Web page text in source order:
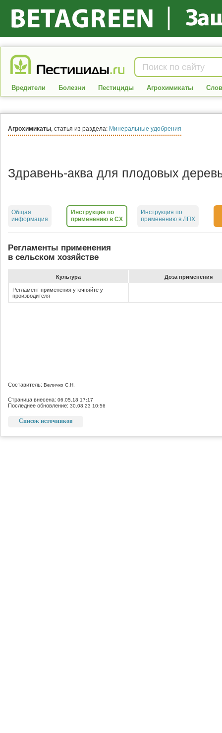
Вредители Болезни Пестициды Агрохимикаты
Агрохимикаты, статья из раздела: Минеральные удобрения
Здравень-аква для плодовых
Общая
информация
Инструкция по
применению в СХ
Инструкция по
применению в ЛПХ
Регламенты применения
в сельском хозяйстве
Культура До­за при­ме­не­ния
Регламент применения уточняйте у
производителя
Составитель: Величко С.Н.
Страница внесена: 06.05.18 17:17
Последнее обновление: 30.08.23 10:56
Список источников